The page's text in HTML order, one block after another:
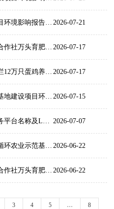
2026-07-21
2026-07-17
2026-07-17
2026-07-15
2026-07-07
2026-06-22
2026-06-22
3 4 5 … 8